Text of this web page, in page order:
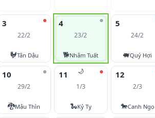
3
22/2
🐓Tân Dậu
4
23/2
🐕Nhâm Tuất
5
24/2
🐖Quý Hợi
10
29/2
🐉Mậu Thìn
🌙
11
1/3
🐍Kỷ Tỵ
12
2/3
🐎Canh Ngọ